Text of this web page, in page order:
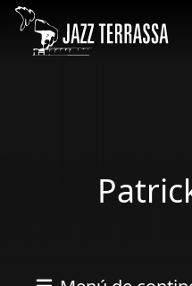
Vés al contingut